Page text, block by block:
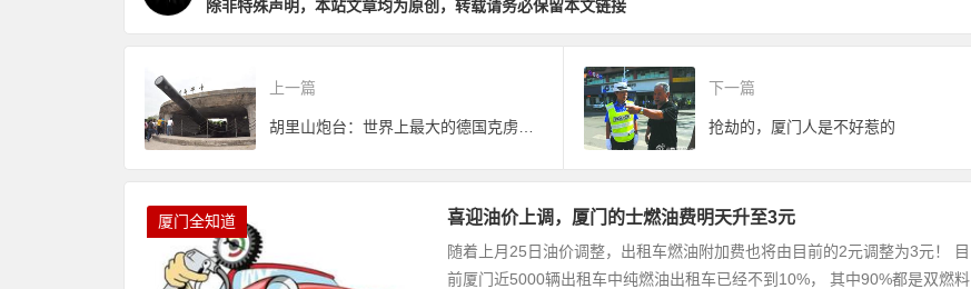
除非特殊声明，本站文章均为原创，转载请务必保留本文链接
上一篇 下一篇
抢劫的，厦门人是不好惹的
厦门全知道 喜迎油价上调，厦门的士燃油费明天升至3元
随着上月25日油价调整，出租车燃油附加费也将由目前的2元调整为3元！ 目
前厦门近5000辆出租车中纯燃油出租车已经不到10%， 其中90%都是双燃料